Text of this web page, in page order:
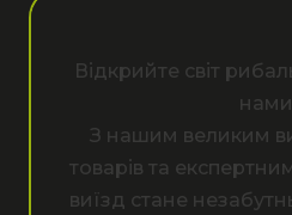
Відкрийте світ
З нашим великим
товарів та
виїзд стане